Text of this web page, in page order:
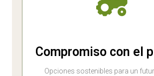
Compromiso con el
Opciones sostenibles para un